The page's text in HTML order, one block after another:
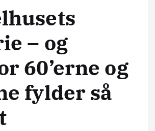
– og
60’erne og
fylder så